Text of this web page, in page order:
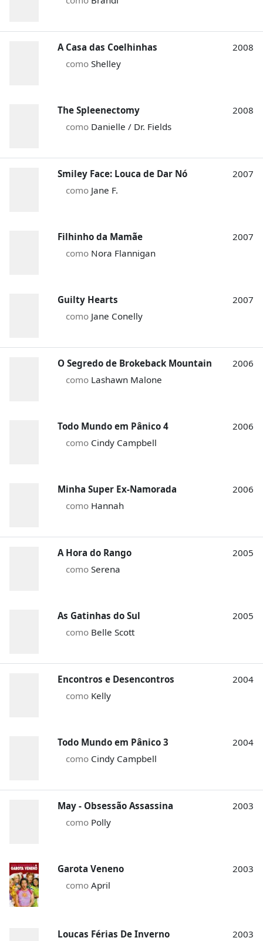
A Casa das Coelhinhas
como Shelley
2008
The Spleenectomy
como Danielle / Dr. Fields
2008
Smiley Face: Louca de Dar Nó
como Jane F.
2007
Filhinho da Mamãe
como Nora Flannigan
2007
Guilty Hearts
como Jane Conelly
2007
O Segredo de Brokeback Mountain
como Lashawn Malone
2006
Todo Mundo em Pânico 4
como Cindy Campbell
2006
Minha Super Ex-Namorada
como Hannah
2006
A Hora do Rango
como Serena
2005
As Gatinhas do Sul
como Belle Scott
2005
Encontros e Desencontros
como Kelly
2004
Todo Mundo em Pânico 3
como Cindy Campbell
2004
May - Obsessão Assassina
como Polly
2003
Garota Veneno
como April
2003
Loucas Férias De Inverno
2003